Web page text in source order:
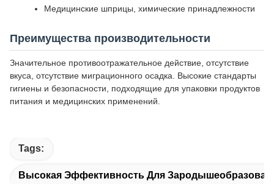
Медицинские шприцы, химические принадлежности
Преимущества производительности
Значительное противоотражательное действие, отсутствие
вкуса, отсутствие миграционного осадка. Высокие стандарты
гигиены и безопасности, подходящие для упаковки продуктов
питания и медицинских применений.
Tags:
Высокая Эффективность Для